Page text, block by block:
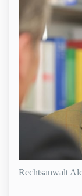
Rechtsanwalt